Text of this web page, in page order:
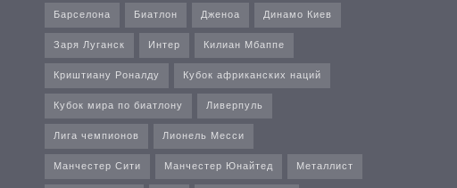
Барселона
Биатлон Дженоа
Динамо Киев
Заря Луганск
Интер
Килиан Мбаппе
Криштиану Роналду
Кубок африканских наций
Кубок мира по биатлону
Ливерпуль
Лига чемпионов
Лионель Месси
Манчестер Сити
Манчестер Юнайтед
Металлист